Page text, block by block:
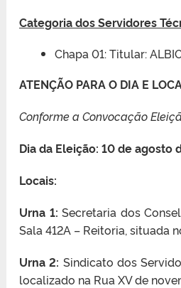
Categoria dos Servidores
Chapa 01: Titular:
ATENÇÃO PARA O DIA E
Conforme a Convocação
Dia da Eleição: 10 de agosto
Locais:
Urna 1: Secretaria dos
Sala 412A – Reitoria, situada
Urna 2: Sindicato dos
localizado na Rua XV de